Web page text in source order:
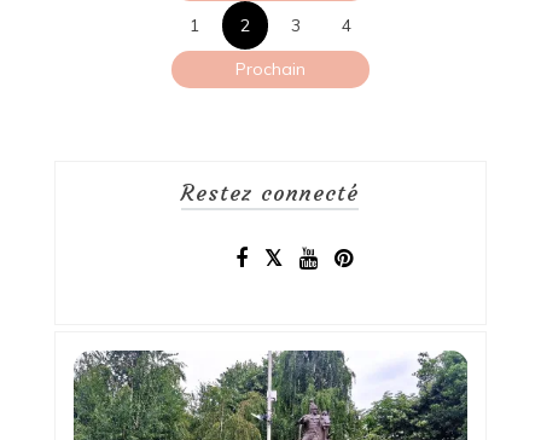
des
publications
1
2 3
4
Prochain
Restez connecté